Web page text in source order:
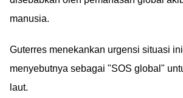
manusia.
Guterres menekankan urgensi situasi
menyebutnya sebagai "SOS global"
laut.